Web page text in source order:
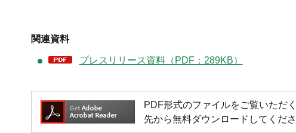
関連資料
プレスリリース資料（PDF：289KB）
PDF形式のファイルをご覧いただ
先から無料ダウンロードしてくださ